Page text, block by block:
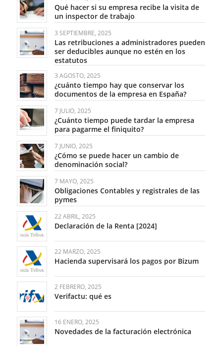
Qué hacer si su empresa recibe la visita de
un inspector de trabajo
3 SEPTIEMBRE, 2025
Las retribuciones a administradores pueden
ser deducibles aunque no estén en los
estatutos
3 AGOSTO, 2025
¿cuánto tiempo hay que conservar los
documentos de la empresa en España?
7 JULIO, 2025
¿Cuánto tiempo puede tardar la empresa
para pagarme el finiquito?
7 JUNIO, 2025
¿Cómo se puede hacer un cambio de
denominación social?
7 MAYO, 2025
Obligaciones Contables y registrales de las
pymes
22 ABRIL, 2025
Declaración de la Renta [2024]
22 MARZO, 2025
Hacienda supervisará los pagos por Bizum
2 FEBRERO, 2025
Verifactu: qué es
16 ENERO, 2025
Novedades de la facturación electrónica